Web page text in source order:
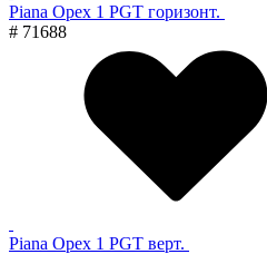
Piana Орех 1 PGT горизонт.
# 71688
Piana Орех 1 PGT верт.